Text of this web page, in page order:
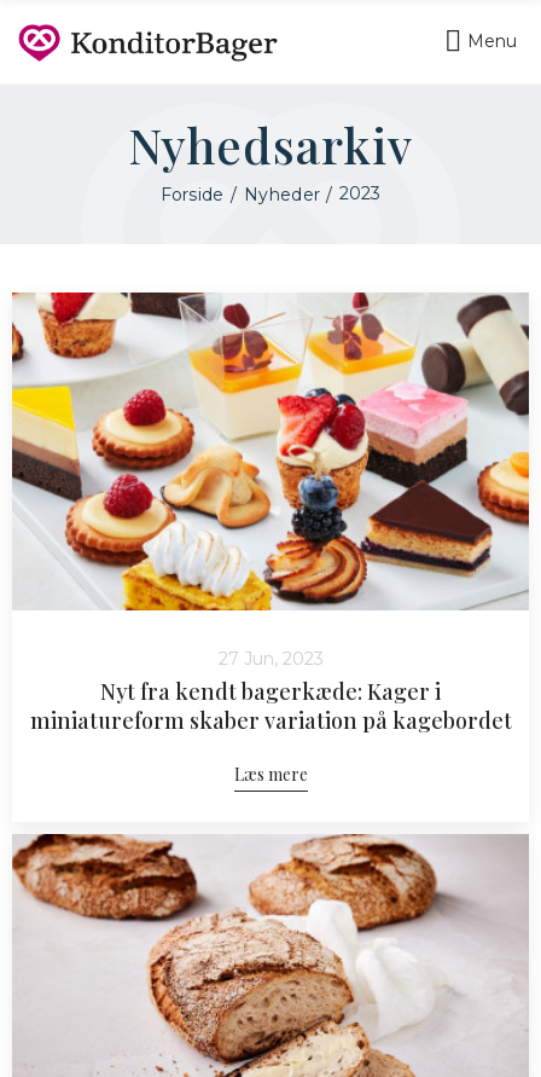
Menu
Nyhedsarkiv
Forside Nyheder 2023
27 Jun, 2023
Nyt fra kendt bagerkæde: Kager i
miniatureform skaber variation på kagebordet
Læs mere